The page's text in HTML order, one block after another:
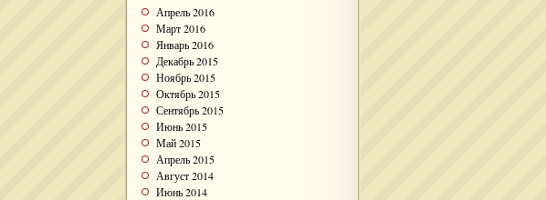
Апрель 2016
Март 2016
Январь 2016
Декабрь 2015
Ноябрь 2015
Октябрь 2015
Сентябрь 2015
Июнь 2015
Май 2015
Апрель 2015
Август 2014
Июнь 2014